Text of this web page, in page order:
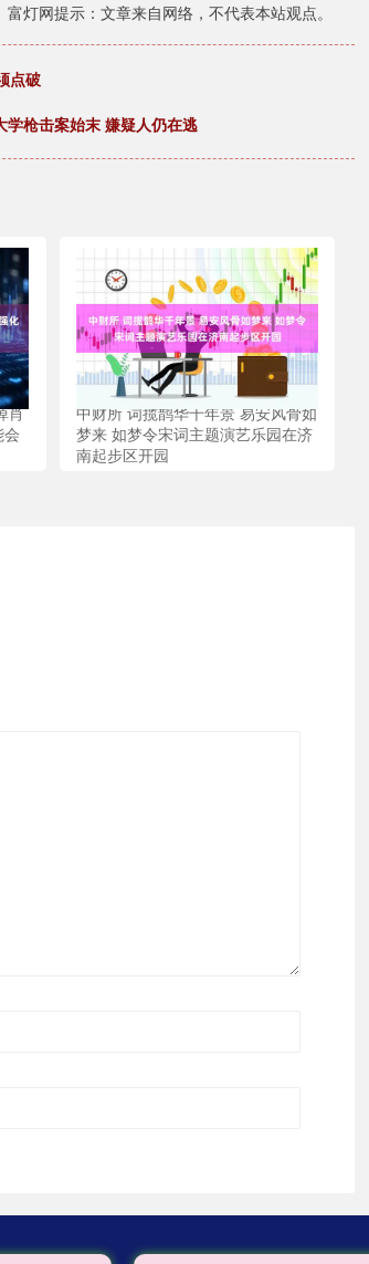
富灯网提示：文章来自网络，不代表本站观点。
点破
枪击案始末 嫌疑人仍在逃
肖
中财所 词揽鹊华千年景 易安风骨如
梦来 如梦令宋词主题演艺乐园在济
南起步区开园